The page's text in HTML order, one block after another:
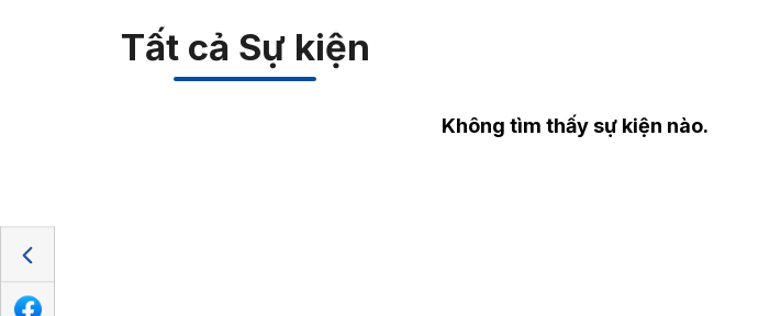
Tất cả Sự kiện
Không tìm thấy sự kiện nào.